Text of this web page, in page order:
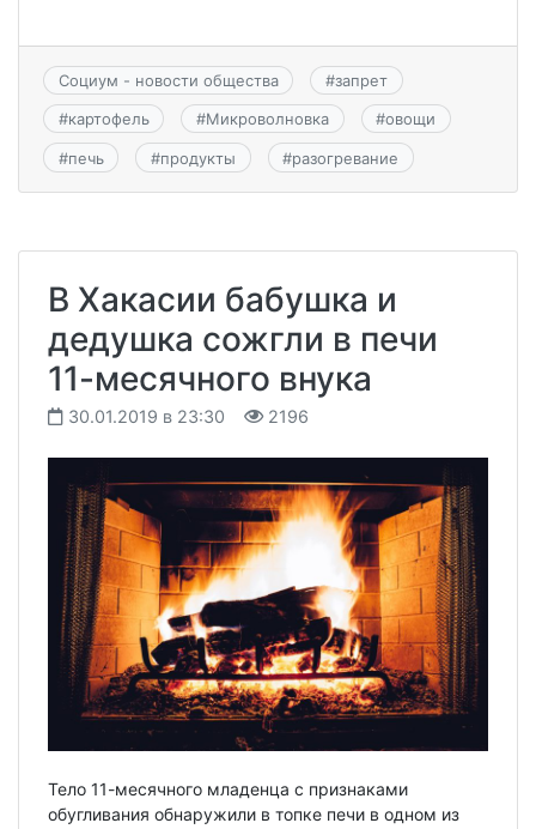
Социум - новости общества #запрет
#картофель #Микроволновка #овощи
#печь #продукты #разогревание
В Хакасии бабушка и
дедушка сожгли в печи
11-месячного внука
30.01.2019 в 23:30 2196
Тело 11-месячного младенца с признаками
обугливания обнаружили в топке печи в одном из